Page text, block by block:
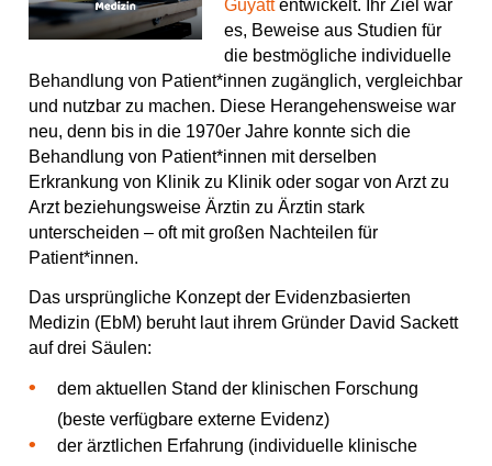
u
c
e
a
c
e
b
o
o
k
t
a
g
r
a
m
o
u
u
b
e
o
d
c
a
s
t
S
h
o
p
Guyattentwickelt. Ihr Ziel war
es, Beweise aus Studien für
die bestmögliche individuelle
Behandlung von Patient*innen zugänglich, vergleichbar
und nutzbar zu machen. Diese Herangehensweise war
neu, denn bis in die 1970er Jahre konnte sich die
Behandlung von Patient*innen mit derselben
Erkrankung von Klinik zu Klinik oder sogar von Arzt zu
Arzt beziehungsweise Ärztin zu Ärztin stark
unterscheiden – oft mit großen Nachteilen für
Patient*innen.
Das ursprüngliche Konzept der Evidenzbasierten
Medizin (EbM) beruht laut ihrem Gründer David Sackett
auf drei Säulen:
dem aktuellen Stand der klinischen Forschung
(beste verfügbare externe Evidenz)
der ärztlichen Erfahrung (individuelle klinische